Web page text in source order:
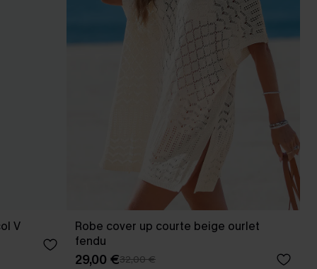
V
Robe cover up courte beige ourlet
fendu
29,00 €32,00 €